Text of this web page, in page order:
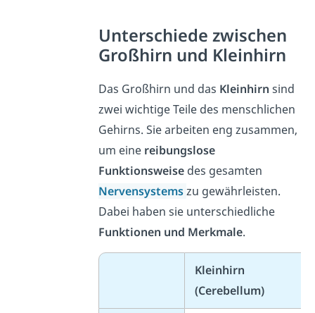
Unterschiede zwischen
Großhirn und Kleinhirn
Das Großhirn und das Kleinhirn sind
zwei wichtige Teile des menschlichen
Gehirns. Sie arbeiten eng zusammen,
um eine reibungslose
Funktionsweisedes gesamten
Nervensystemszu gewährleisten.
Dabei haben sie unterschiedliche
Funktionen und Merkmale.
Kleinhirn
(Cerebellum)